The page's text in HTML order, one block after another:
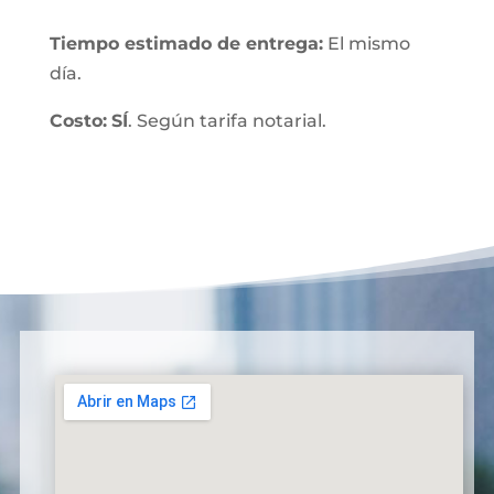
Tiempo estimado de entrega:El mismo
día.
Costo: SÍ. Según tarifa notarial.